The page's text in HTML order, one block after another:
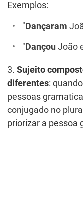
Exemplos:
" Dançaram
" Dançou João
3. Sujeito
diferentes:
pessoas
conjugado no
priorizar a pessoa